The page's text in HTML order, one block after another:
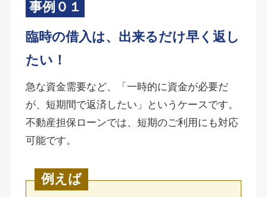
事例０１
臨時の借入は、出来るだけ早く返し
たい！
急な資金需要など、「一時的に資金が必要だ
が、短期間で返済したい」というケースです。
不動産担保ローンでは、短期のご利用にも対応
可能です。
例えば